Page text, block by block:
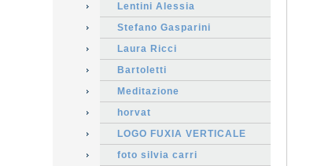
Lentini Alessia
Stefano Gasparini
Laura Ricci
Bartoletti
Meditazione
horvat
LOGO FUXIA VERTICALE
foto silvia carri